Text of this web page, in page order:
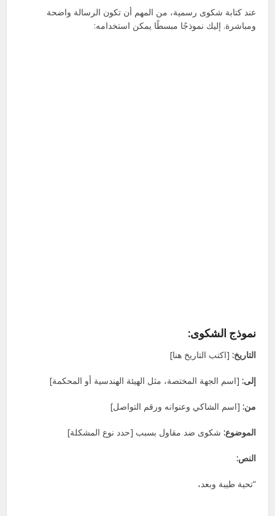
عند كتابة شكوى رسمية، من المهم أن تكون الرسالة واضحة
ومباشرة. إليك نموذجًا مبسطًا يمكن استخدامه:
نموذج الشكوى:
التاريخ: [اكتب التاريخ هنا]
إلى: [اسم الجهة المختصة، مثل الهيئة الهندسية أو المحكمة]
من: [اسم الشاكي وعنوانه ورقم التواصل]
الموضوع: شكوى ضد مقاول بسبب [حدد نوع المشكلة]
النص:
“تحية طيبة وبعد،